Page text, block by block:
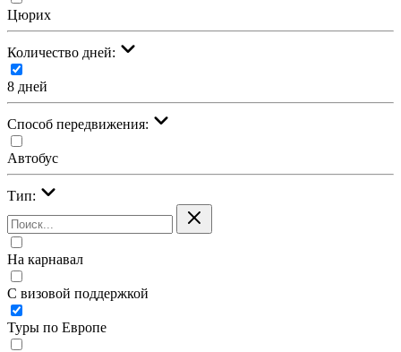
Цюрих
Количество дней:
8 дней
Cпособ передвижения:
Автобус
Тип:
На карнавал
С визовой поддержкой
Туры по Европе